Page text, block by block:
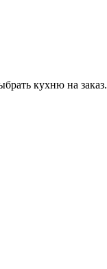
кухню на заказ.